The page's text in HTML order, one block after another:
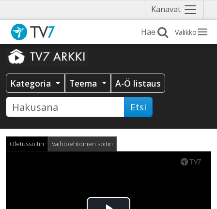
Kanavat Näytä
valikko
Valikko
Kategoria Teema A-Ö listaus
Etsi
Oletussoitin Vaihtoehtoinen soitin